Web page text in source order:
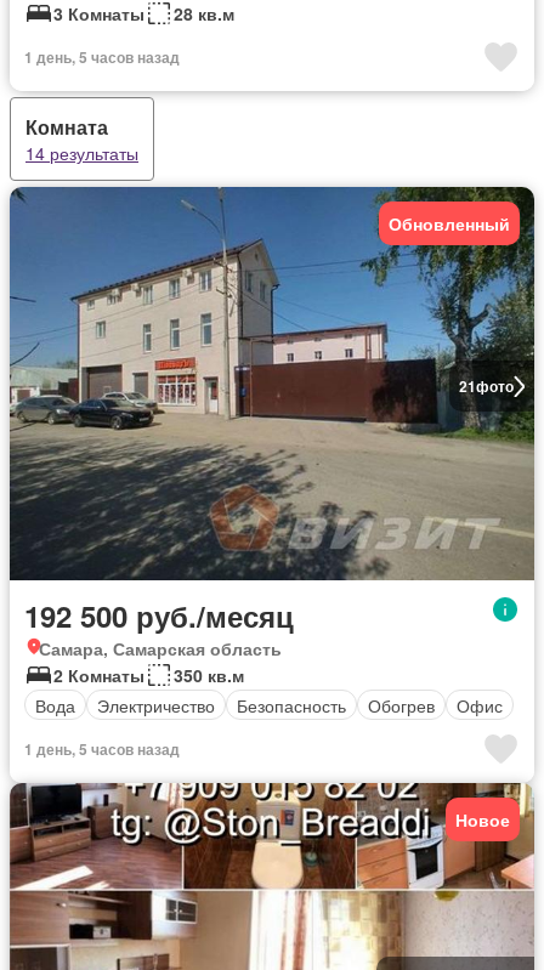
3 Комнаты
28 кв.м
1 день, 5 часов назад
Комната
14 результаты
21фото
Обновленный
192 500 руб./месяц
Самара, Самарская область
2 Комнаты
350 кв.м
Вода
Электричество Безопасность Обогрев Офис
1 день, 5 часов назад
Новое